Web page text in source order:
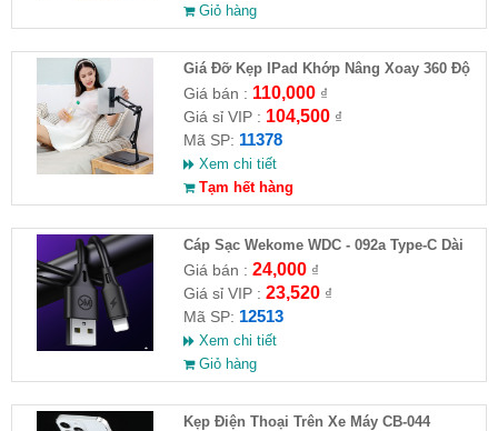
Giỏ hàng
Giá Đỡ Kẹp IPad Khớp Nâng Xoay 360 Độ
Đa Năng( HĐ )
Giá bán : 110,000₫
Giá sỉ VIP : 104,500₫
Mã SP: 11378
Xem chi tiết
Tạm hết hàng
Cáp Sạc Wekome WDC - 092a Type-C Dài
3M
Giá bán : 24,000₫
Giá sỉ VIP : 23,520₫
Mã SP: 12513
Xem chi tiết
Giỏ hàng
Kẹp Điện Thoại Trên Xe Máy CB-044